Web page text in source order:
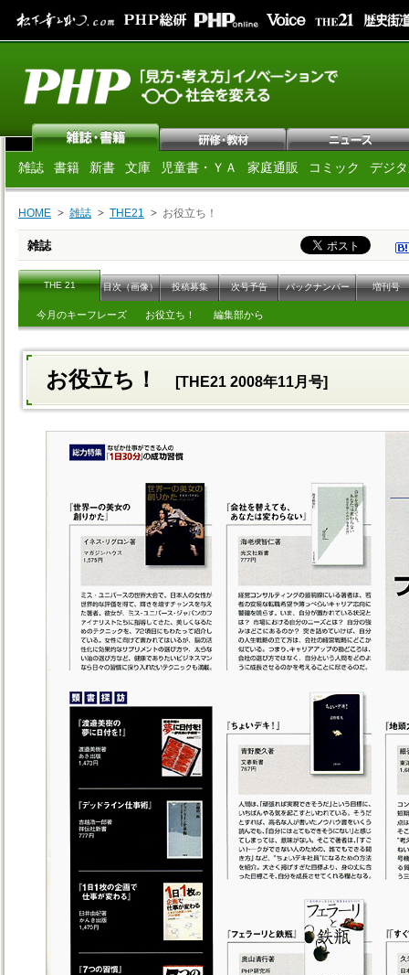
雑誌 書籍 新書 文庫 児童書・ＹＡ 家庭通販 コミック デジ
HOME 雑誌 THE21 お役立ち！
雑誌
THE 21 目次（画像） 投稿募集 次号予告 バックナンバー 増刊号
今月のキーフレーズ お役立ち！ 編集部から
お役立ち！ [THE21 2008年11月号]